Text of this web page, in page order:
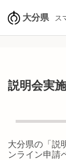
大分県 ス
説明会実
大分県の「 説
ンライン申請